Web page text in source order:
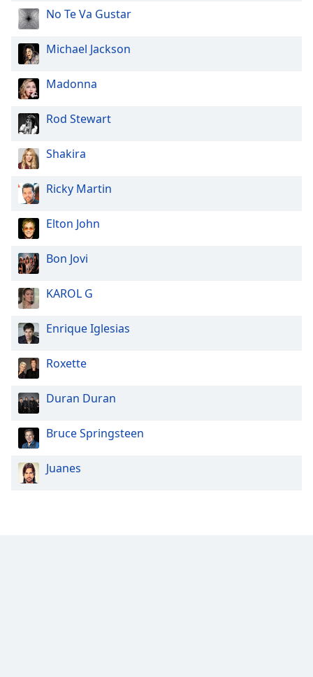
Reset
Done
Close
Dialog
End
dialog
No Te Va Gustar
Michael Jackson
Madonna
Rod Stewart
Shakira
Ricky Martin
Elton John
Bon Jovi
KAROL G
Enrique Iglesias
Roxette
Duran Duran
Bruce Springsteen
Juanes